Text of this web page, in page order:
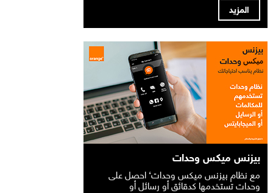
المزيد
بيزنس ميكس وحدات
مع نظام بيزنس ميكس وحدات‘ احصل على
وحدات تستخدمها كدقائق أو رسائل أو